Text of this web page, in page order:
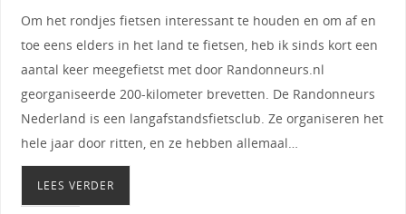
Om het rondjes fietsen interessant te houden en om af en
toe eens elders in het land te fietsen, heb ik sinds kort een
aantal keer meegefietst met door Randonneurs.nl
georganiseerde 200-kilometer brevetten. De Randonneurs
Nederland is een langafstandsfietsclub. Ze organiseren het
hele jaar door ritten, en ze hebben allemaal…
LEES VERDER